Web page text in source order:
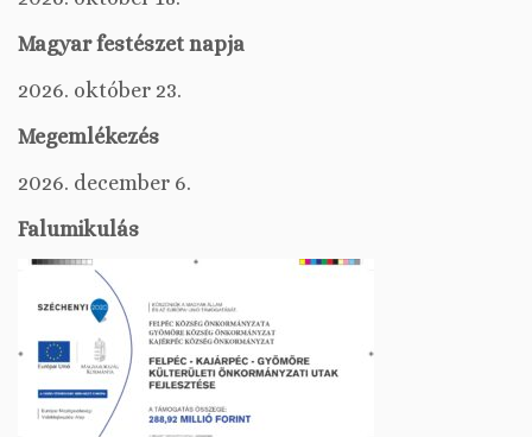
Magyar festészet napja
2026. október 23.
Megemlékezés
2026. december 6.
Falumikulás